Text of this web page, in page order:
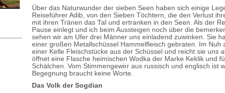
Über das Naturwunder der sieben Seen haben sich einige
Reiseführer Adib, von den Sieben Töchtern, die den Verlust
mit ihren Tränen das Tal und ertranken in den Seen. Als der
Pause einlegt und ich beim Aussteigen noch über die
sehen wir am Ufer drei Männer uns einladend zuwinken. Sie
einer großen Metallschüssel Hammelfleisch gebraten. Im Nuh
einer Kelle Fleischstücke aus der Schüssel und reicht sie uns
öffnet eine Flasche heimischen Wodka der Marke Keklik und
Schälchen. Vom Stimmengewirr aus russisch und englisch ist
Begegnung braucht keine Worte.
Das Volk der Sogdian